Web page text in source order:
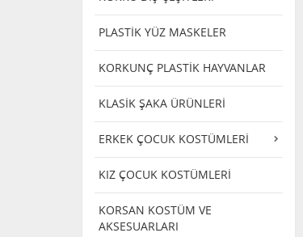
PLASTİK YÜZ MASKELER
KORKUNÇ PLASTİK HAYVANLAR
KLASİK ŞAKA ÜRÜNLERİ
ERKEK ÇOCUK KOSTÜMLERİ
KIZ ÇOCUK KOSTÜMLERİ
KORSAN KOSTÜM VE
AKSESUARLARI